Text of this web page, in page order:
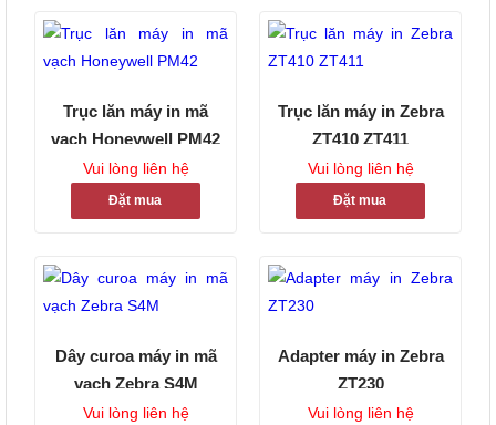
Trục lăn máy in mã
vạch Honeywell PM42
Vui lòng liên hệ
Đặt mua
Trục lăn máy in Zebra
ZT410 ZT411
Vui lòng liên hệ
Đặt mua
Dây curoa máy in mã
vạch Zebra S4M
Vui lòng liên hệ
Adapter máy in Zebra
ZT230
Vui lòng liên hệ